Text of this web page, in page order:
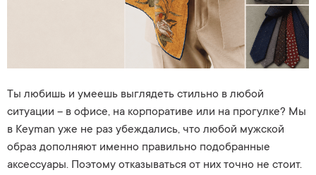
Ты любишь и умеешь выглядеть стильно в любой
ситуации – в офисе, на корпоративе или на прогулке? Мы
в Keyman уже не раз убеждались, что любой мужской
образ дополняют именно правильно подобранные
аксессуары. Поэтому отказываться от них точно не стоит.